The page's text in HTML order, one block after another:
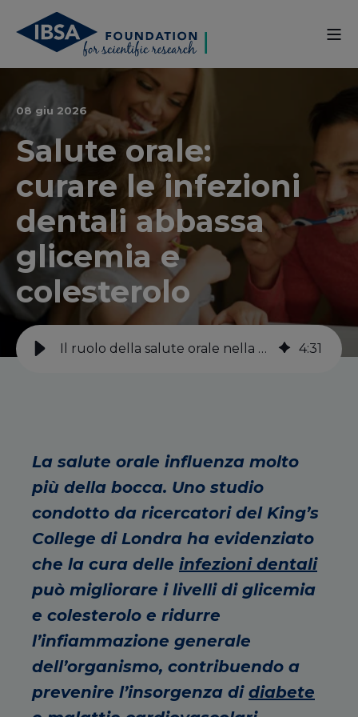
08 giu 2026
Salute orale:
curare le infezioni
dentali abbassa
glicemia e
colesterolo
Il ruolo della salute orale nella prevenzione di malattie cardiovascolari 4:31
La salute orale influenza molto
più della bocca. Uno studio
condotto da ricercatori del King’s
College di Londra ha evidenziato
che la cura delle infezioni dentali
può migliorare i livelli di glicemia
e colesterolo e ridurre
l’infiammazione generale
dell’organismo, contribuendo a
prevenire l’insorgenza di diabete